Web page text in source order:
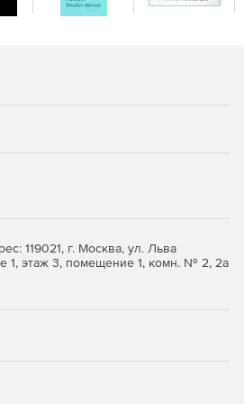
ввода – разработка на
Phone.
кода, проверка ошибок,
модульных тестов.
и достижения оптимальной
119021, г. Москва, ул. Льва
1, этаж 3, помещение 1, комн. № 2, 2а